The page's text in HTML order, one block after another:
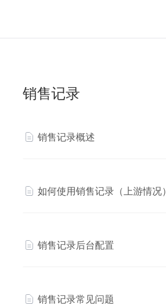
销售记录
销售记录概述
如何使用销售记录（上游情况）
销售记录后台配置
销售记录常见问题